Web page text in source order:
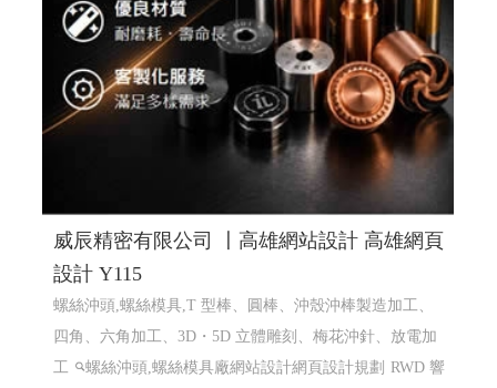
威辰精密有限公司 〡高雄網站設計 高雄網頁
設計 Y115
螺絲沖頭,螺絲模具,T 型棒、圓棒、沖殼沖棒製造加工、
四角、六角加工、3D・5D 立體雕刻、梅花沖針、放電加
工
螺絲沖頭,螺絲模具廠網站設計網頁設計規劃 RWD 響